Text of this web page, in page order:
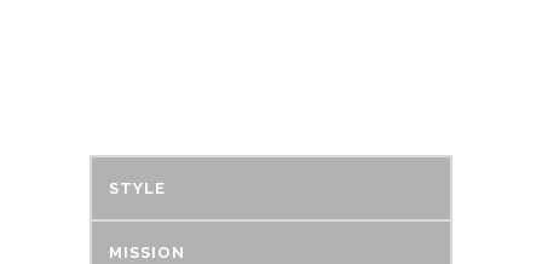
STYLE
MISSION